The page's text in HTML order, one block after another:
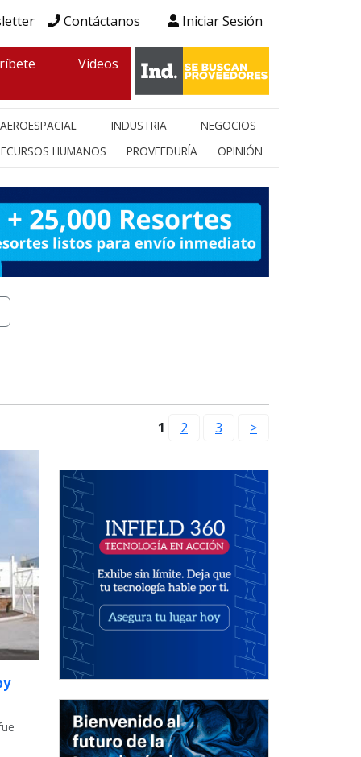
Contáctanos Iniciar Sesión
Videos
AEROESPACIAL INDUSTRIA
NEGOCIOS
HUMANOS
PROVEEDURÍA OPINIÓN
1 2 3 >